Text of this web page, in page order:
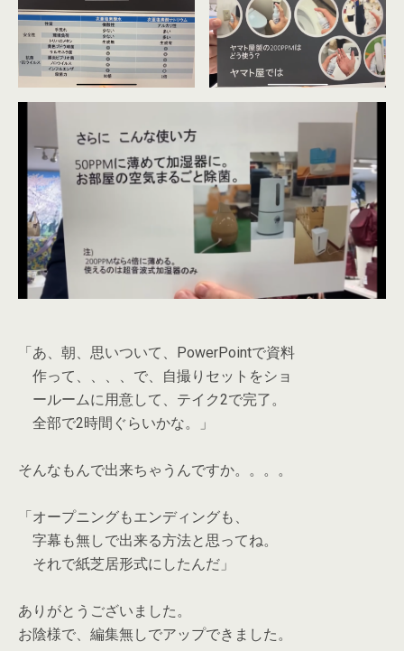
「あ、朝、思いついて、PowerPointで資料
作って、、、、で、自撮りセットをショ
ールームに用意して、テイク2で完了。
全部で2時間ぐらいかな。」
そんなもんで出来ちゃうんですか。。。。
「オープニングもエンディングも、
字幕も無しで出来る方法と思ってね。
それで紙芝居形式にしたんだ」
ありがとうございました。
お陰様で、編集無しでアップできました。